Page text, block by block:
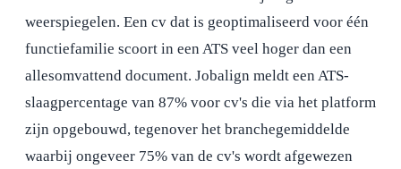
weerspiegelen. Een cv dat is geoptimaliseerd voor één
functiefamilie scoort in een ATS veel hoger dan een
allesomvattend document. Jobalign meldt een ATS-
slaagpercentage van 87% voor cv's die via het platform
zijn opgebouwd, tegenover het branchegemiddelde
waarbij ongeveer 75% van de cv's wordt afgewezen